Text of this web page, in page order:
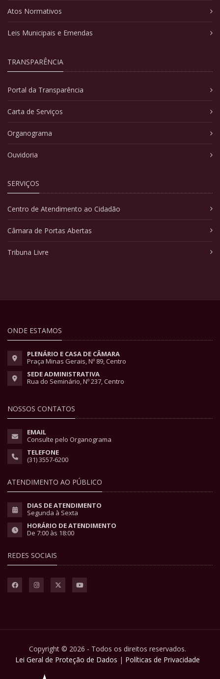
Atos Normativos
Leis Municipais e Emendas
TRANSPARÊNCIA
Portal da Transparência
Carta de Serviços
Organograma
Ouvidoria
SERVIÇOS
Centro de Atendimento ao Cidadão
Câmara de Portas Abertas
Tribuna Livre
ONDE ESTAMOS
PLENÁRIO E CASA DE CÂMARA
Praça Minas Gerais, Nº 89, Centro
SEDE ADMINISTRATIVA
Rua do Seminário, Nº 237, Centro
NOSSOS CONTATOS
EMAIL
Consulte pelo Organograma
TELEFONE
(31) 3557-6200
ATENDIMENTO AO PÚBLICO
DIAS DE ATENDIMENTO
Segunda à Sexta
HORÁRIO DE ATENDIMENTO
De 7:00 às 18:00
REDES SOCIAIS
Copyright © 2026 - Todos os direitos reservados.
Lei Geral de Proteção de Dados | Políticas de Privacidade